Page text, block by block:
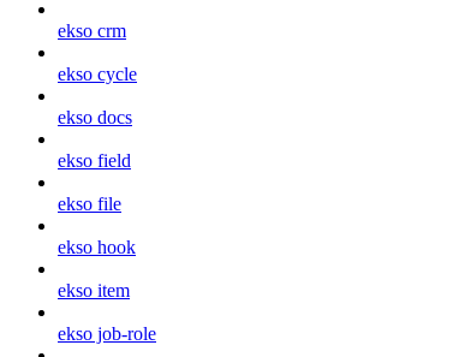
ekso crm
ekso cycle
ekso docs
ekso field
ekso file
ekso hook
ekso item
ekso job-role